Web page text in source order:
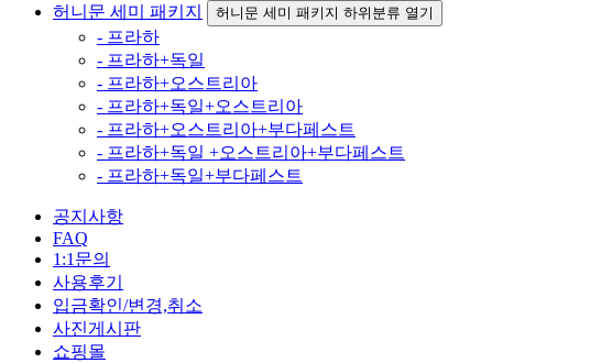
허니문 세미 패키지
허니문 세미 패키지 하위분류 열기
- 프라하
- 프라하+독일
- 프라하+오스트리아
- 프라하+독일+오스트리아
- 프라하+오스트리아+부다페스트
- 프라하+독일 +오스트리아+부다페스트
- 프라하+독일+부다페스트
공지사항
FAQ
1:1문의
사용후기
입금확인/변경,취소
사진게시판
쇼핑몰